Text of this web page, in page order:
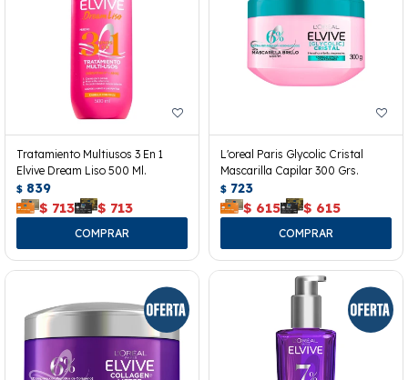
Tratamiento Multiusos 3 En 1
Elvive Dream Liso 500 Ml.
$ 839
$ 713 $ 713
L'oreal Paris Glycolic Cristal
Mascarilla Capilar 300 Grs.
$ 723
$ 615 $ 615